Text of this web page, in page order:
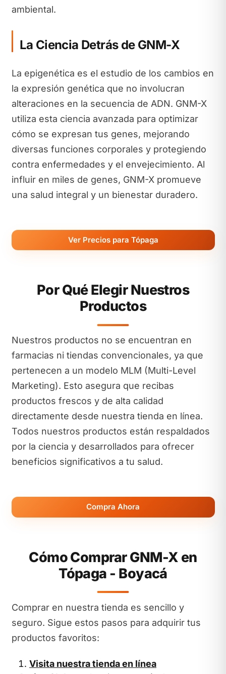
ambiental.
La Ciencia Detrás de GNM-X
La epigenética es el estudio de los cambios en
la expresión genética que no involucran
alteraciones en la secuencia de ADN. GNM-X
utiliza esta ciencia avanzada para optimizar
cómo se expresan tus genes, mejorando
diversas funciones corporales y protegiendo
contra enfermedades y el envejecimiento. Al
influir en miles de genes, GNM-X promueve
una salud integral y un bienestar duradero.
Ver Precios para Tópaga
Por Qué Elegir Nuestros
Productos
Nuestros productos no se encuentran en
farmacias ni tiendas convencionales, ya que
pertenecen a un modelo MLM (Multi-Level
Marketing). Esto asegura que recibas
productos frescos y de alta calidad
directamente desde nuestra tienda en línea.
Todos nuestros productos están respaldados
por la ciencia y desarrollados para ofrecer
beneficios significativos a tu salud.
Compra Ahora
Cómo Comprar GNM-X en
Tópaga - Boyacá
Comprar en nuestra tienda es sencillo y
seguro. Sigue estos pasos para adquirir tus
productos favoritos:
Visita nuestra tienda en línea